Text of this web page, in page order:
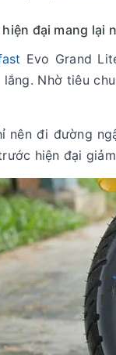
đại mang lại
Evo Grand
Nhờ tiêu
nên đi đường
hiện đại